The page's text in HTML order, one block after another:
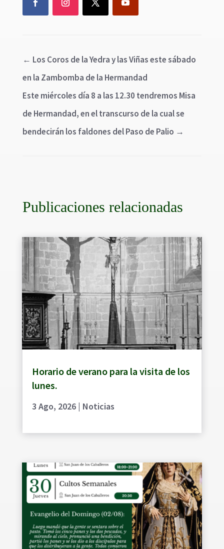
← Los Coros de la Yedra y las Viñas este sábado
en la Zambomba de la Hermandad
Este miércoles día 8 a las 12.30 tendremos Misa
de Hermandad, en el transcurso de la cual se
bendecirán los faldones del Paso de Palio →
Publicaciones relacionadas
Horario de verano para la visita de los
lunes.
3 Ago, 2026| Noticias